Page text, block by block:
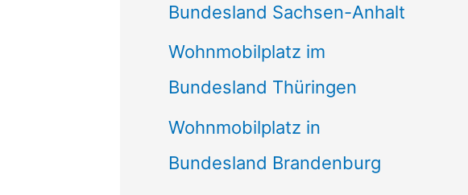
Bundesland Sachsen-Anhalt
Wohnmobilplatz im
Bundesland Thüringen
Wohnmobilplatz in
Bundesland Brandenburg